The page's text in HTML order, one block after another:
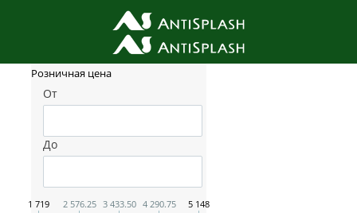
Фильтр товаров
Розничная цена
От
До
1 719 2 576.25 3 433.50 4 290.75 5 148